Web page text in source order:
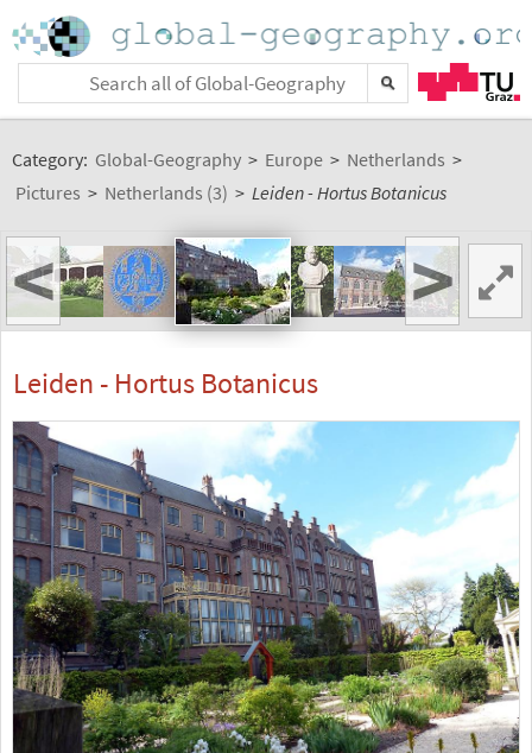
Category: Global-Geography > Europe > Netherlands >
Pictures > Netherlands (3) > Leiden - Hortus Botanicus
< >
Leiden - Hortus Botanicus